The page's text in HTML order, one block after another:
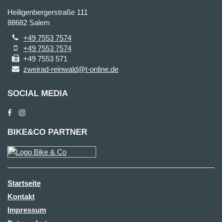
Heiligenbergerstraße 111
88682 Salem
+49 7553 7574
+49 7553 7574
+49 7553 571
zweirad-reinwald@t-online.de
SOCIAL MEDIA
BIKE&CO PARTNER
Startseite
Kontakt
Impressum